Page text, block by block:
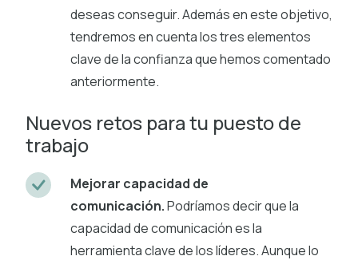
deseas conseguir. Además en este objetivo,
tendremos en cuenta los tres elementos
clave de la confianza que hemos comentado
anteriormente.
Nuevos retos para tu puesto de
trabajo
Mejorar capacidad de
comunicación.Podríamos decir que la
capacidad de comunicación es la
herramienta clave de los líderes. Aunque lo